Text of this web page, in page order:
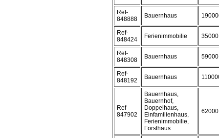
Ref-
848888
Bauernhaus
Ref-
848424
Ferienimmobilie 35000
Ref-
848308
Bauernhaus 59000
Ref-
848192
Bauernhaus
Ref-
847902
Bauernhaus,
Bauernhof,
Doppelhaus,
Einfamilienhaus,
Ferienimmobilie,
Forsthaus
62000